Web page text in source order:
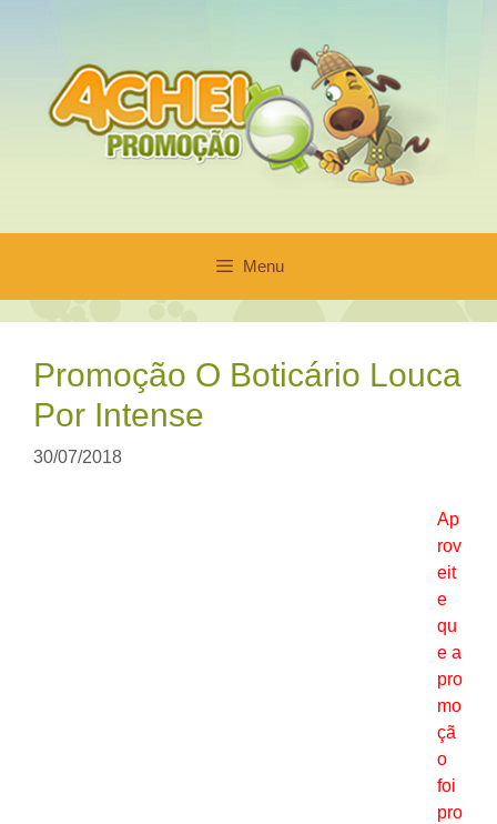
conteúdo
Menu
Promoção O Boticário Louca
Por Intense
30/07/2018
Ap
rov
eit
e
qu
e a
pro
mo
çã
o
foi
pro